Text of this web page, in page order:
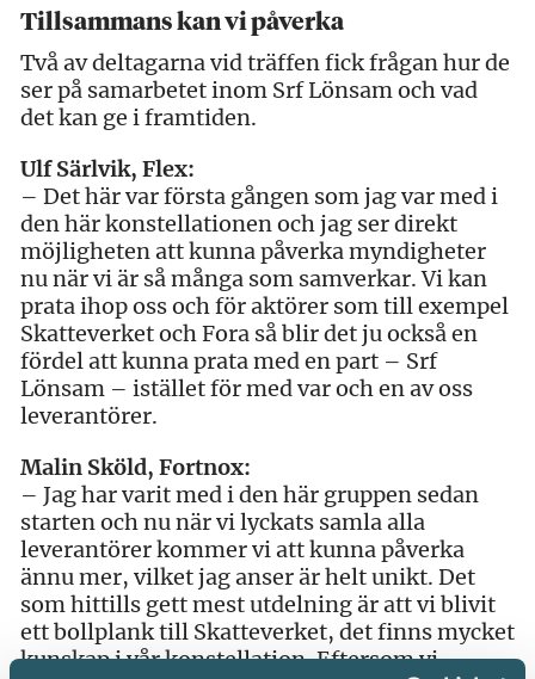
Tillsammans kan vi påverka
Två av deltagarna vid träffen fick frågan hur de
ser på samarbetet inom Srf Lönsam och vad
det kan ge i framtiden.
Ulf Särlvik, Flex:
– Det här var första gången som jag var med i
den här konstellationen och jag ser direkt
möjligheten att kunna påverka myndigheter
nu när vi är så många som samverkar. Vi kan
prata ihop oss och för aktörer som till exempel
Skatteverket och Fora så blir det ju också en
fördel att kunna prata med en part – Srf
Lönsam – istället för med var och en av oss
leverantörer.
Malin Sköld, Fortnox:
– Jag har varit med i den här gruppen sedan
starten och nu när vi lyckats samla alla
leverantörer kommer vi att kunna påverka
ännu mer, vilket jag anser är helt unikt. Det
som hittills gett mest utdelning är att vi blivit
ett bollplank till Skatteverket, det finns mycket
kunskap i vår konstellation. Eftersom vi